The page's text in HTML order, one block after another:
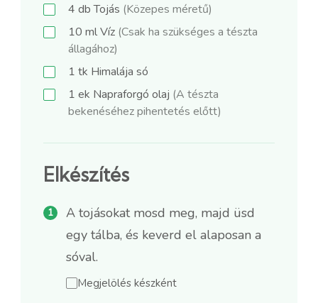
4 dbTojás (Közepes méretű)
10 mlVíz (Csak ha szükséges a tészta
állagához)
1 tk Himalája só
1 ek Napraforgó olaj (A tészta
bekenéséhez pihentetés előtt)
Elkészítés
A tojásokat mosd meg, majd üsd
egy tálba, és keverd el alaposan a
sóval.
Megjelölés készként